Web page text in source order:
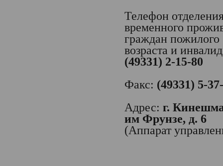
Телефон
временного
граждан пожилого
возраста и
(49331) 2-15-80
Факс: (49331) 5-
Адрес: г.
им Фрунзе, д. 6
(Аппарат